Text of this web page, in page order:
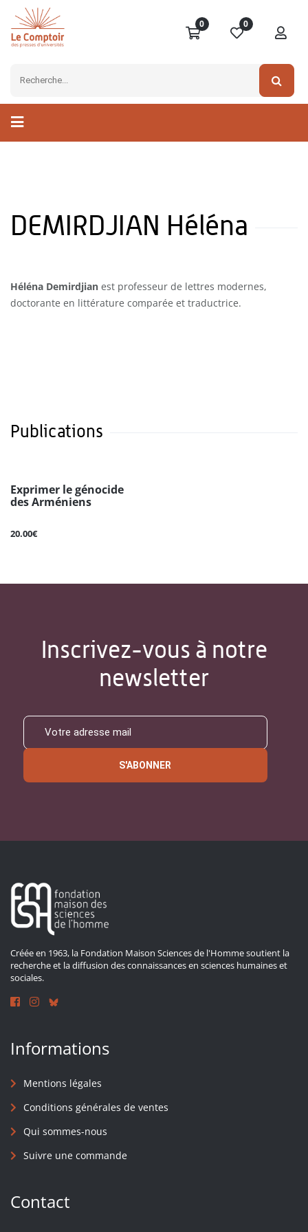
0 0
DEMIRDJIAN Héléna
Héléna Demirdjian est professeur de lettres modernes,
doctorante en littérature comparée et traductrice.
Publications
Exprimer le génocide
des Arméniens
20.00€
Inscrivez-vous à notre
newsletter
S'ABONNER
Créée en 1963, la Fondation Maison Sciences de l'Homme soutient la
recherche et la diffusion des connaissances en sciences humaines et
sociales.
Informations
Mentions légales
Conditions générales de ventes
Qui sommes-nous
Suivre une commande
Contact